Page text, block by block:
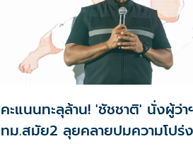
คะแนนทะลุล้าน! 'ชัชชาติ' นั่งผู้ว่า
ทม.สมัย2 ลุยคลายปมความโปร่